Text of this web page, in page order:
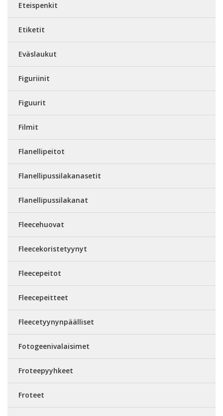
Eteispenkit
Etiketit
Eväslaukut
Figuriinit
Figuurit
Filmit
Flanellipeitot
Flanellipussilakanasetit
Flanellipussilakanat
Fleecehuovat
Fleecekoristetyynyt
Fleecepeitot
Fleecepeitteet
Fleecetyynynpäälliset
Fotogeenivalaisimet
Froteepyyhkeet
Froteet